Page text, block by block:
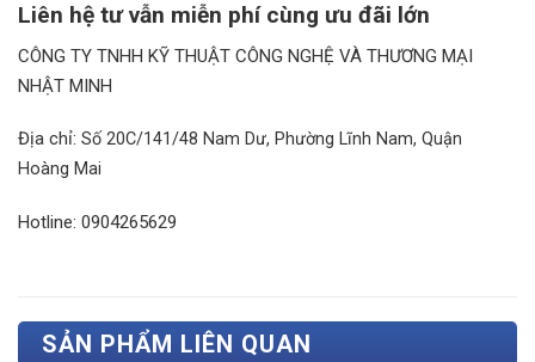
Liên hệ tư vẫn miễn phí cùng ưu đãi lớn
CÔNG TY TNHH KỸ THUẬT CÔNG NGHỆ VÀ THƯƠNG MẠI
NHẬT MINH
Địa chỉ: Số 20C/141/48 Nam Dư, Phường Lĩnh Nam, Quận
Hoàng Mai
Hotline: 0904265629
SẢN PHẨM LIÊN QUAN